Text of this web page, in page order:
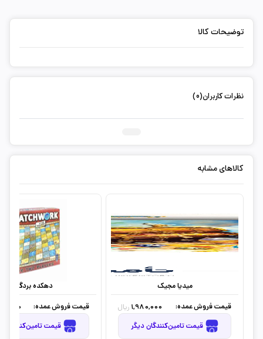
توضیحات کالا
نظرات کاربران(0)
کالاهای مشابه
میدیا مجیک
قیمت فروش عمده:
1,980,000 ریال
قیمت تامین‌کنندگان دیگر
دهکده بردگیم
قیمت فروش عمده:
قیمت تامین‌کنندگان دیگر